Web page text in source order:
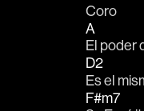
Coro
A
El poder
D2
Es el
F#m7